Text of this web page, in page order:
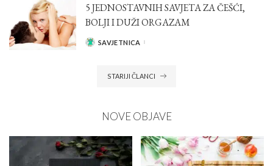
5 JEDNOSTAVNIH SAVJETA ZA ČEŠĆI,
BOLJI I DUŽI ORGAZAM
POSTED
SAVJETNICA
STARIJI ČLANCI
NOVE OBJAVE